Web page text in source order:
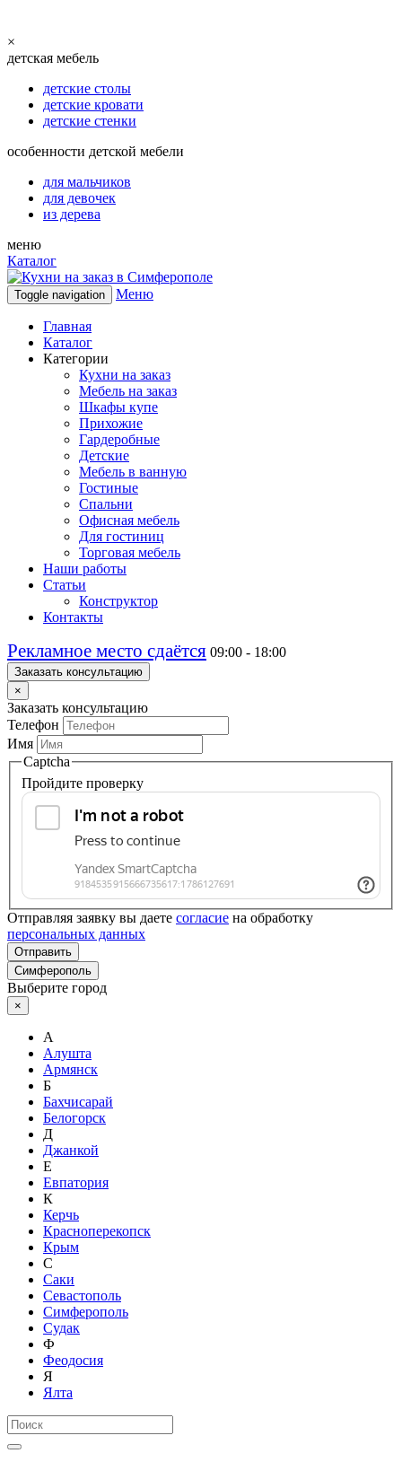
×
детская мебель
детские столы
детские кровати
детские стенки
особенности детской мебели
для мальчиков
для девочек
из дерева
меню
Каталог
Toggle navigation Меню
Главная
Каталог
Категории
Кухни на заказ
Мебель на заказ
Шкафы купе
Прихожие
Гардеробные
Детские
Мебель в ванную
Гостиные
Спальни
Офисная мебель
Для гостиниц
Торговая мебель
Наши работы
Статьи
Конструктор
Контакты
Рекламное место сдаётся 09:00 - 18:00
Заказать консультацию
×
Заказать консультацию
Телефон
Имя
Captcha
Пройдите проверку
Отправляя заявку вы даете согласие на обработку
персональных данных
Отправить
Симферополь
Выберите город
×
А
Алушта
Армянск
Б
Бахчисарай
Белогорск
Д
Джанкой
Е
Евпатория
К
Керчь
Красноперекопск
Крым
С
Саки
Севастополь
Симферополь
Судак
Ф
Феодосия
Я
Ялта